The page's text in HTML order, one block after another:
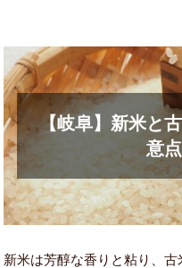
【岐阜】新米と
意
新米は芳醇な香りと粘り、